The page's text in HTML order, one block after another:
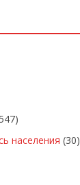
населения (30)